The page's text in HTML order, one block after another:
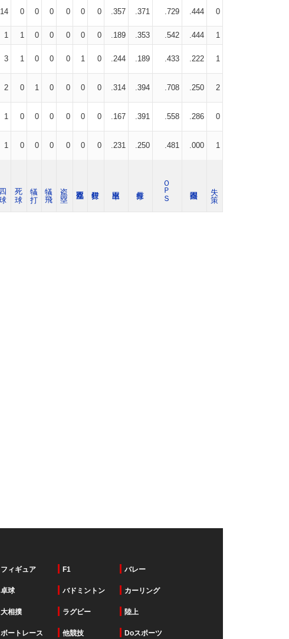
14 0 0 0 0 0 0 .357 .371 .729 .444 0
1 1 0 0 0 0 0 .189 .353 .542 .444 1
3 1 0 0 0 1 0 .244 .189 .433 .222 1
2 0 1 0 0 0 0 .314 .394 .708 .250 2
1 0 0 0 0 0 0 .167 .391 .558 .286 0
1 0 0 0 0 0 0 .231 .250 .481 .000 1
ＯＰＳ
フィギュア F1 バレー
卓球 バドミントン カーリング
大相撲 ラグビー 陸上
ボートレース 他競技 Doスポーツ